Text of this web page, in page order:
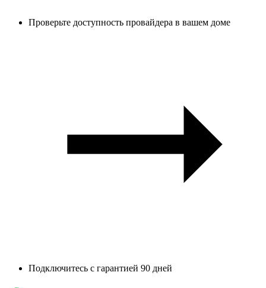
Проверьте доступность провайдера в вашем доме
Подключитесь с гарантией 90 дней